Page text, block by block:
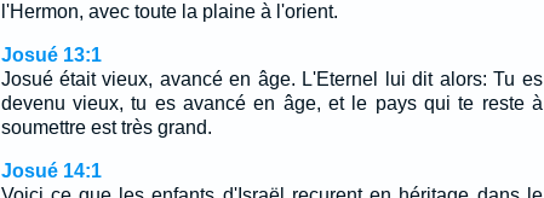
l'Hermon, avec toute la plaine à l'orient.
Josué 13:1
Josué était vieux, avancé en âge. L'Eternel lui dit alors: Tu es
devenu vieux, tu es avancé en âge, et le pays qui te reste à
soumettre est très grand.
Josué 14:1